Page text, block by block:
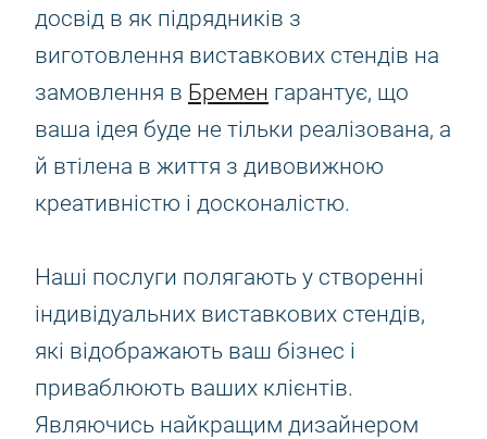
досвід в як підрядників з
виготовлення виставкових стендів на
замовлення в Бремен гарантує, що
ваша ідея буде не тільки реалізована, а
й втілена в життя з дивовижною
креативністю і досконалістю.
Наші послуги полягають у створенні
індивідуальних виставкових стендів,
які відображають ваш бізнес і
приваблюють ваших клієнтів.
Являючись найкращим дизайнером